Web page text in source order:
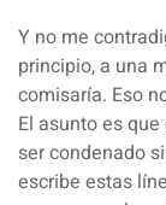
Y no me
principio, a una
comisaría. Eso
El asunto es
ser condenado
escribe estas